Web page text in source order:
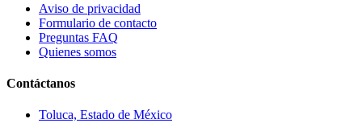
Aviso de privacidad
Formulario de contacto
Preguntas FAQ
Quienes somos
Contáctanos
Toluca, Estado de México